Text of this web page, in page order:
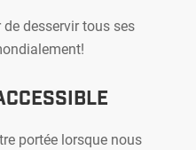
desservir tous ses
portée lorsque nous